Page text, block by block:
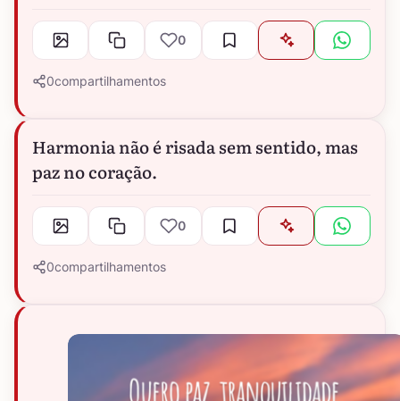
0
0compartilhamentos
Harmonia não é risada sem sentido, mas
paz no coração.
0
0compartilhamentos